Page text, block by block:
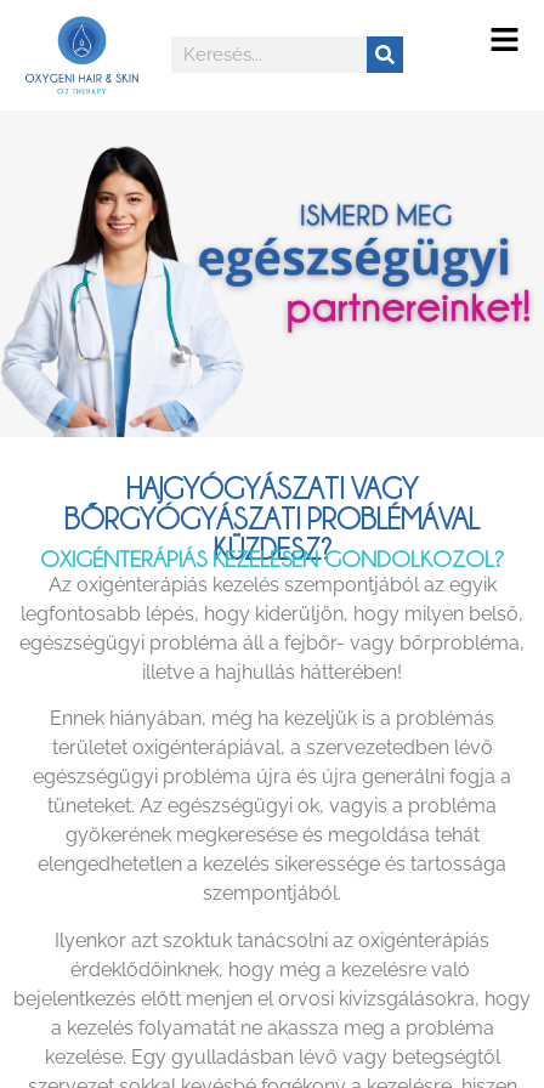
HAJGYÓGYÁSZATI VAGY
BŐRGYÓGYÁSZATI PROBLÉMÁVAL
KÜZDESZ?
OXIGÉNTERÁPIÁS KEZELÉSEN GONDOLKOZOL?
Az oxigénterápiás kezelés szempontjából az egyik
legfontosabb lépés, hogy kiderüljön, hogy milyen belső,
egészségügyi probléma áll a fejbőr- vagy bőrprobléma,
illetve a hajhullás hátterében!
Ennek hiányában, még ha kezeljük is a problémás
területet oxigénterápiával, a szervezetedben lévő
egészségügyi probléma újra és újra generálni fogja a
tüneteket. Az egészségügyi ok, vagyis a probléma
gyökerének megkeresése és megoldása tehát
elengedhetetlen a kezelés sikeressége és tartossága
szempontjából.
Ilyenkor azt szoktuk tanácsolni az oxigénterápiás
érdeklődőinknek, hogy még a kezelésre való
bejelentkezés előtt menjen el orvosi kivizsgálásokra, hogy
a kezelés folyamatát ne akassza meg a probléma
kezelése. Egy gyulladásban lévő vagy betegségtől